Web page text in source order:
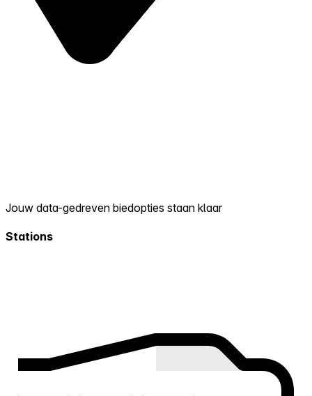
Jouw data-gedreven biedopties staan klaar
Stations